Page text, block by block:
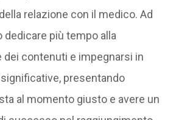
relazione con il medico. Ad
più tempo alla
contenuti e impegnarsi in
presentando
al momento giusto e avere un